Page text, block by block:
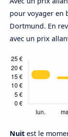
pour voyager en
Dortmund. En
avec un prix
Nuit est le